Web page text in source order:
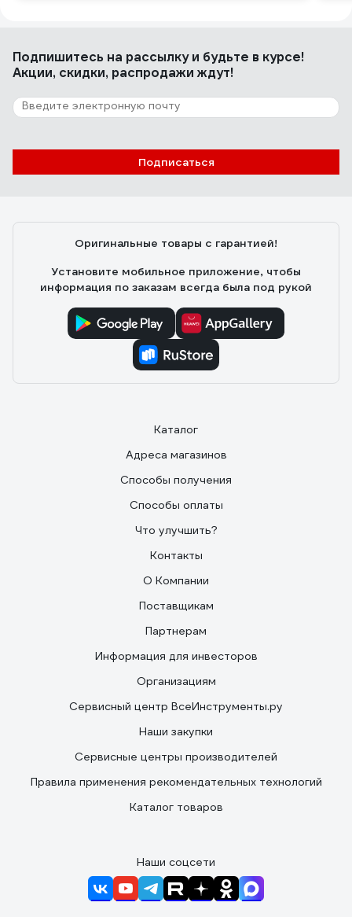
Подпишитесь на рассылкуи будьте в курсе!
Акции, скидки, распродажи ждут!
Подписаться
Оригинальные товары с гарантией!
Установите мобильное приложение, чтобы
информация по заказам всегда была под рукой
Каталог
Адреса магазинов
Способы получения
Способы оплаты
Что улучшить?
Контакты
О Компании
Поставщикам
Партнерам
Информация для инвесторов
Организациям
Сервисный центр ВсеИнструменты.ру
Наши закупки
Сервисные центры производителей
Правила применения рекомендательных технологий
Каталог товаров
Наши соцсети